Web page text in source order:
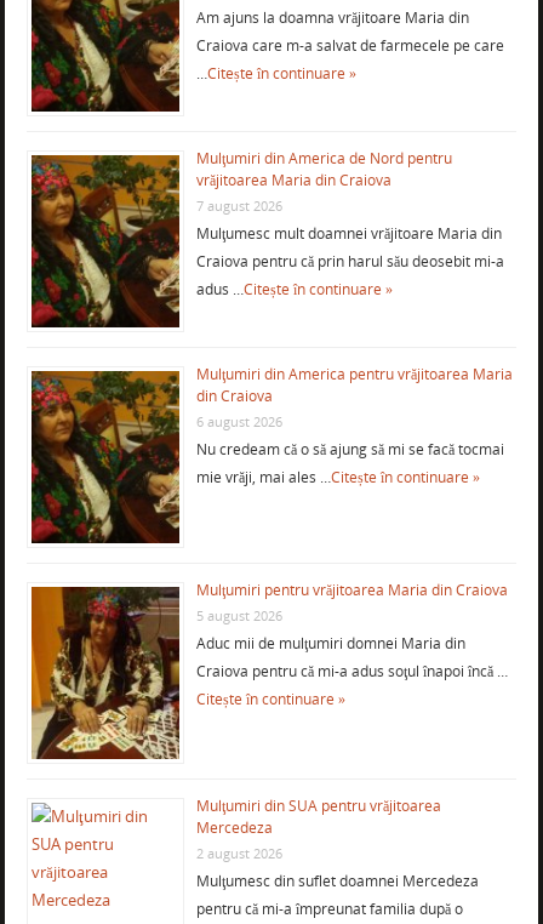
Am ajuns la doamna vrăjitoare Maria din
Craiova care m-a salvat de farmecele pe care
…Citește în continuare »
Mulţumiri din America de Nord pentru
vrăjitoarea Maria din Craiova
7 august 2026
Mulţumesc mult doamnei vrăjitoare Maria din
Craiova pentru că prin harul său deosebit mi-a
adus …Citește în continuare »
Mulţumiri din America pentru vrăjitoarea Maria
din Craiova
6 august 2026
Nu credeam că o să ajung să mi se facă tocmai
mie vrăji, mai ales …Citește în continuare »
Mulţumiri pentru vrăjitoarea Maria din Craiova
5 august 2026
Aduc mii de mulţumiri domnei Maria din
Craiova pentru că mi-a adus soţul înapoi încă …
Citește în continuare »
Mulţumiri din SUA pentru vrăjitoarea
Mercedeza
2 august 2026
Mulţumesc din suflet doamnei Mercedeza
pentru că mi-a împreunat familia după o